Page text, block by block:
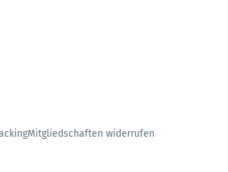
Mitgliedschaften widerrufen